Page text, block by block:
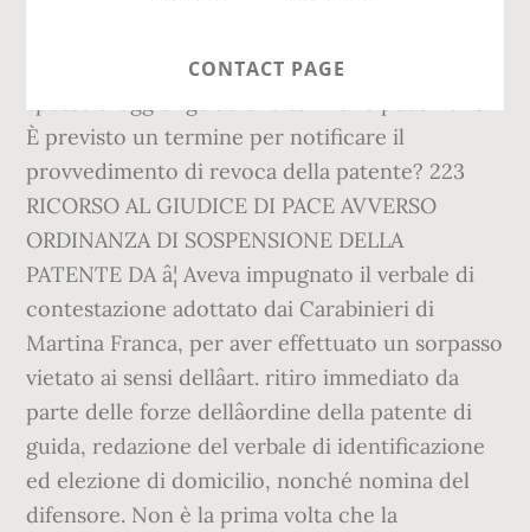
CONTACT PAGE
Si tratta di una sanzione accessoria, che molto
È previsto un termine per notificare il
provvedimento di revoca della patente? 223
RICORSO AL GIUDICE DI PACE AVVERSO
ORDINANZA DI SOSPENSIONE DELLA
PATENTE DA â¦ Aveva impugnato il verbale di
contestazione adottato dai Carabinieri di
Martina Franca, per aver effettuato un sorpasso
vietato ai sensi dellâart. ritiro immediato da
parte delle forze dellâordine della patente di
guida, redazione del verbale di identificazione
ed elezione di domicilio, nonché nomina del
difensore. Non è la prima volta che la